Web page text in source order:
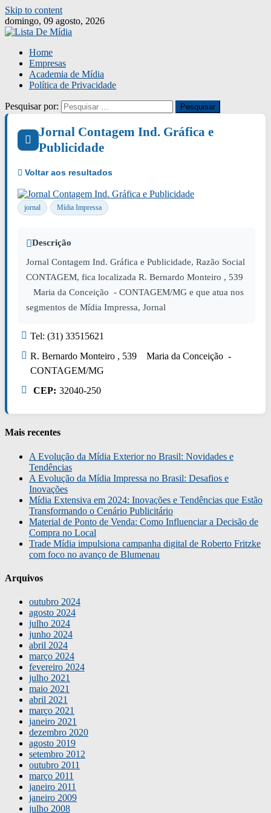
Skip to content
domingo, 09 agosto, 2026
Home
Empresas
Academia de Mídia
Política de Privacidade
Pesquisar por:
Jornal Contagem Ind. Gráfica e
Publicidade
jornal Mídia Impressa
Descrição
Jornal Contagem Ind. Gráfica e Publicidade, Razão Social
CONTAGEM, fica localizada R. Bernardo Monteiro , 539
Maria da Conceição - CONTAGEM/MG e que atua nos
segmentos de Mídia Impressa, Jornal
Tel: (31) 33515621
R. Bernardo Monteiro , 539 Maria da Conceição -
CONTAGEM/MG
CEP: 32040-250
Mais recentes
A Evolução da Mídia Exterior no Brasil: Novidades e
Tendências
A Evolução da Mídia Impressa no Brasil: Desafios e
Inovações
Mídia Extensiva em 2024: Inovações e Tendências que Estão
Transformando o Cenário Publicitário
Material de Ponto de Venda: Como Influenciar a Decisão de
Compra no Local
Trade Mídia impulsiona campanha digital de Roberto Fritzke
com foco no avanço de Blumenau
Arquivos
outubro 2024
agosto 2024
julho 2024
junho 2024
abril 2024
março 2024
fevereiro 2024
julho 2021
maio 2021
abril 2021
março 2021
janeiro 2021
dezembro 2020
agosto 2019
setembro 2012
outubro 2011
março 2011
janeiro 2011
janeiro 2009
julho 2008